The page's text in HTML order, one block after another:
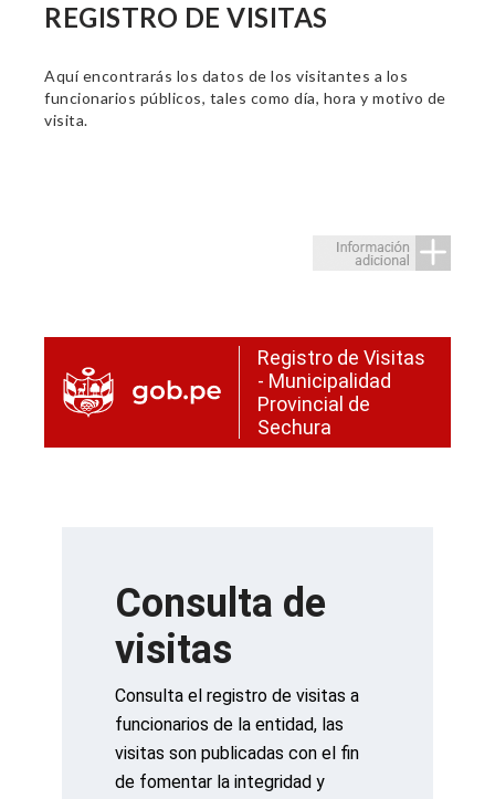
REGISTRO DE VISITAS
Aquí encontrarás los datos de los visitantes a los
funcionarios públicos, tales como día, hora y motivo de
visita.